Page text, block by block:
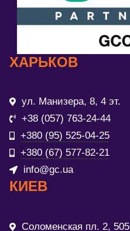
ХАРЬКОВ
ул. Манизера, 8, 4 эт.
+38 (057) 763-24-44
+380 (95) 525-04-25
+380 (67) 577-82-21
info@gc.ua
КИЕВ
Соломенская пл. 2, 505